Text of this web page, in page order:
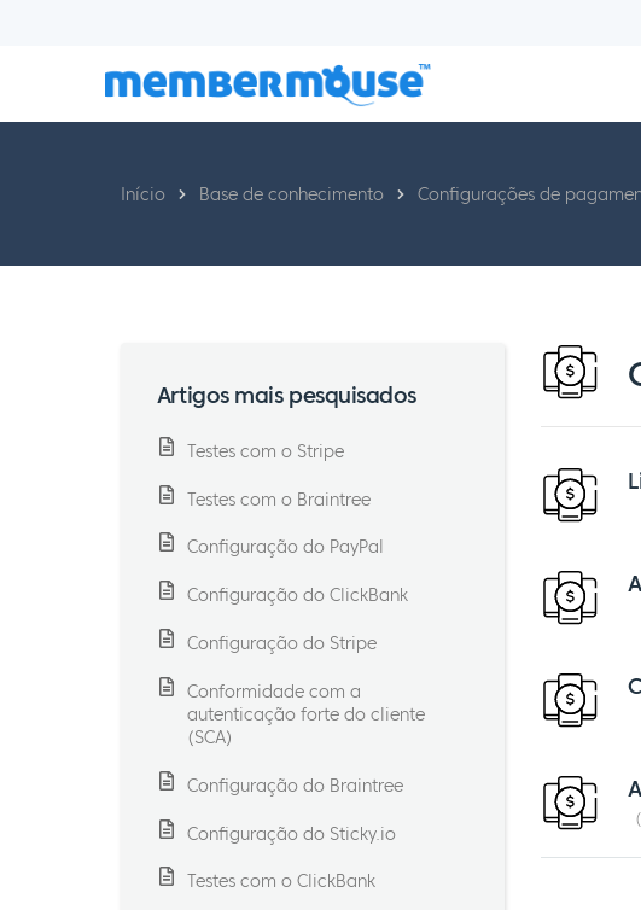
Início Base de conhecimento Configurações de
Artigos mais pesquisados
Testes com o Stripe
Testes com o Braintree
Configuração do PayPal
Configuração do ClickBank
Configuração do Stripe
Conformidade com a
autenticação forte do cliente
(SCA)
Configuração do Braintree
Configuração do Sticky.io
Testes com o ClickBank